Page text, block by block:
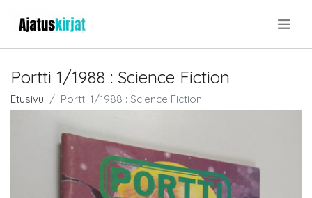
Portti 1/1988 : Science Fiction
Etusivu Portti 1/1988 : Science Fiction